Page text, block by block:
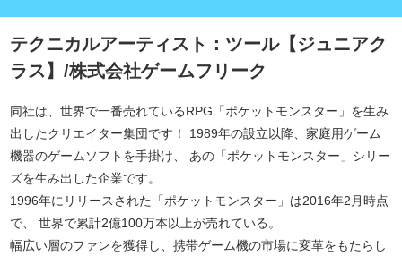
テクニカルアーティスト：ツール【ジュニアク
ラス】/株式会社ゲームフリーク
同社は、世界で一番売れているRPG「ポケットモンスター」を生み
出したクリエイター集団です！ 1989年の設立以降、家庭用ゲーム
機器のゲームソフトを手掛け、 あの「ポケットモンスター」シリー
ズを生み出した企業です。
1996年にリリースされた「ポケットモンスター」は2016年2月時点
で、 世界で累計2億100万本以上が売れている。
幅広い層のファンを獲得し、携帯ゲーム機の市場に変革をもたらし